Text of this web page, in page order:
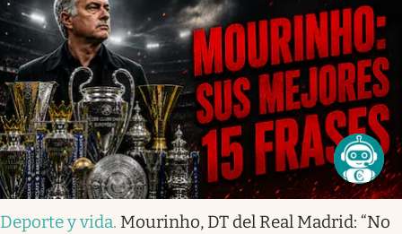
Deporte y vida. Mourinho, DT del Real Madrid: “No